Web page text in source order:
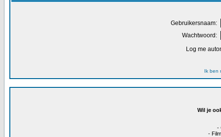
Gebruikersnaam:
Wachtwoord:
Log me
Ik ben
Wil je
-
-